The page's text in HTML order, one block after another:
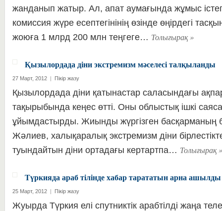
жанданып жатыр. Ал, апат аумағында жұмыс
комиссия жүре есептегінінің өзінде өңірдегі
жоюға 1 млрд 200 млн теңгеге… Толығырақ»
Қызылордада діни экстремизм мәселесі талқыланды
27 Март, 2012 | Пікір жазу
Қызылордада діни қатынастар саласындағы
тақырыбында кеңес өтті. Оны облыстық ішкі
ұйымдастырды. Жиынды жүргізген басқарманың
Жәлиев, халықаралық экстремизм діни
туындайтын діни ортадағы кертартпа… Толығырақ»
Түркияда араб тілінде хабар тарататын арна ашылды
25 Март, 2012 | Пікір жазу
Жуырда Түркия елі спутниктік арабтілді жаңа